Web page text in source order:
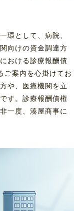
環として、病院、
向けの資金調達方
おける診療報酬債
ご案内を心掛けてお
や、医療機関を立
す。診療報酬債権
一度、湊屋商事に